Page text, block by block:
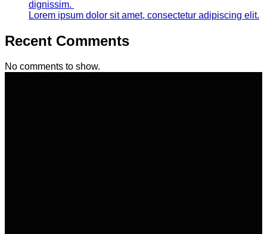
dignissim.
Lorem ipsum dolor sit amet, consectetur adipiscing elit.
Recent Comments
No comments to show.